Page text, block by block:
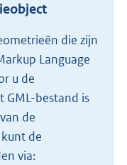
r
o
t
t
e
4
K
b
die zijn
Language
u de
GML-bestand is
de
de
via: